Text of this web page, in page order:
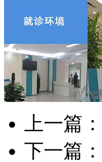
上一篇：
下一篇：